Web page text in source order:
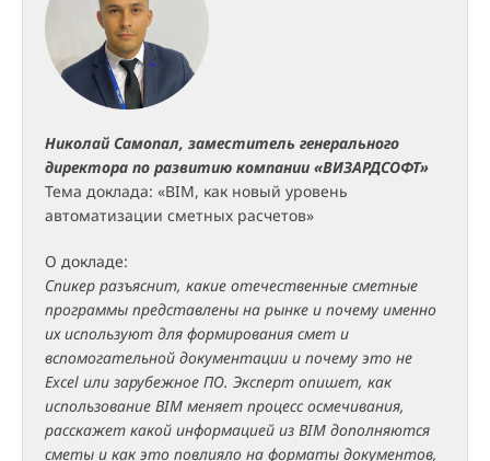
Николай Самопал, заместитель генерального
директора по развитию компании «ВИЗАРДСОФТ»
Тема доклада: «BIM, как новый уровень
автоматизации сметных расчетов»
О докладе:
Спикер разъяснит, какие отечественные сметные
программы представлены на рынке и почему именно
их используют для формирования смет и
вспомогательной документации и почему это не
Excel или зарубежное ПО. Эксперт опишет, как
использование BIM меняет процесс осмечивания,
расскажет какой информацией из BIM дополняются
сметы и как это повлияло на форматы документов,